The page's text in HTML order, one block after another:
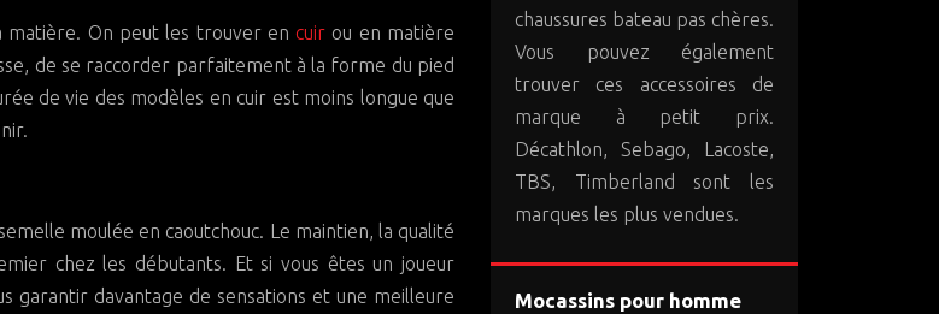
matière. On peut les trouver encuir ou en matière
de se raccorder parfaitement à la forme du pied
de vie des modèles en cuir est moins longue que
moulée en caoutchouc. Le maintien, la qualité
chez les débutants. Et si vous êtes un joueur
garantir davantage de sensations et une meilleure
chaussures bateau pas chères.
Vous pouvez également
trouver ces accessoires de
marque à petit prix.
Décathlon, Sebago, Lacoste,
TBS, Timberland sont les
marques les plus vendues.
Mocassins pour homme